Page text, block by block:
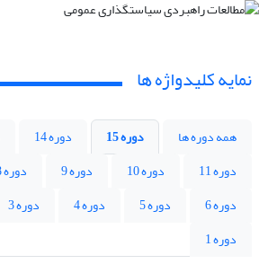
نمایه کلیدواژه ها
همه دوره ها دوره 15 دوره 14
دوره 11
دوره 10 دوره 9 دوره 8
دوره 6
دوره 5 دوره 4 دوره 3
دوره 1